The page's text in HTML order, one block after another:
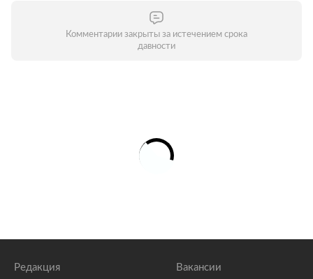
Комментарии закрыты за истечением срока
давности
Редакция Вакансии